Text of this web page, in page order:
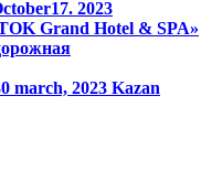
2023
Grand Hotel & SPA»
march, 2023 Kazan